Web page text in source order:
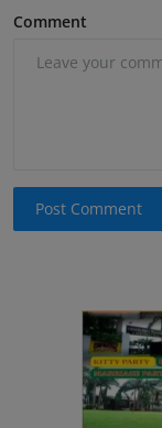
Comment
Post Comment